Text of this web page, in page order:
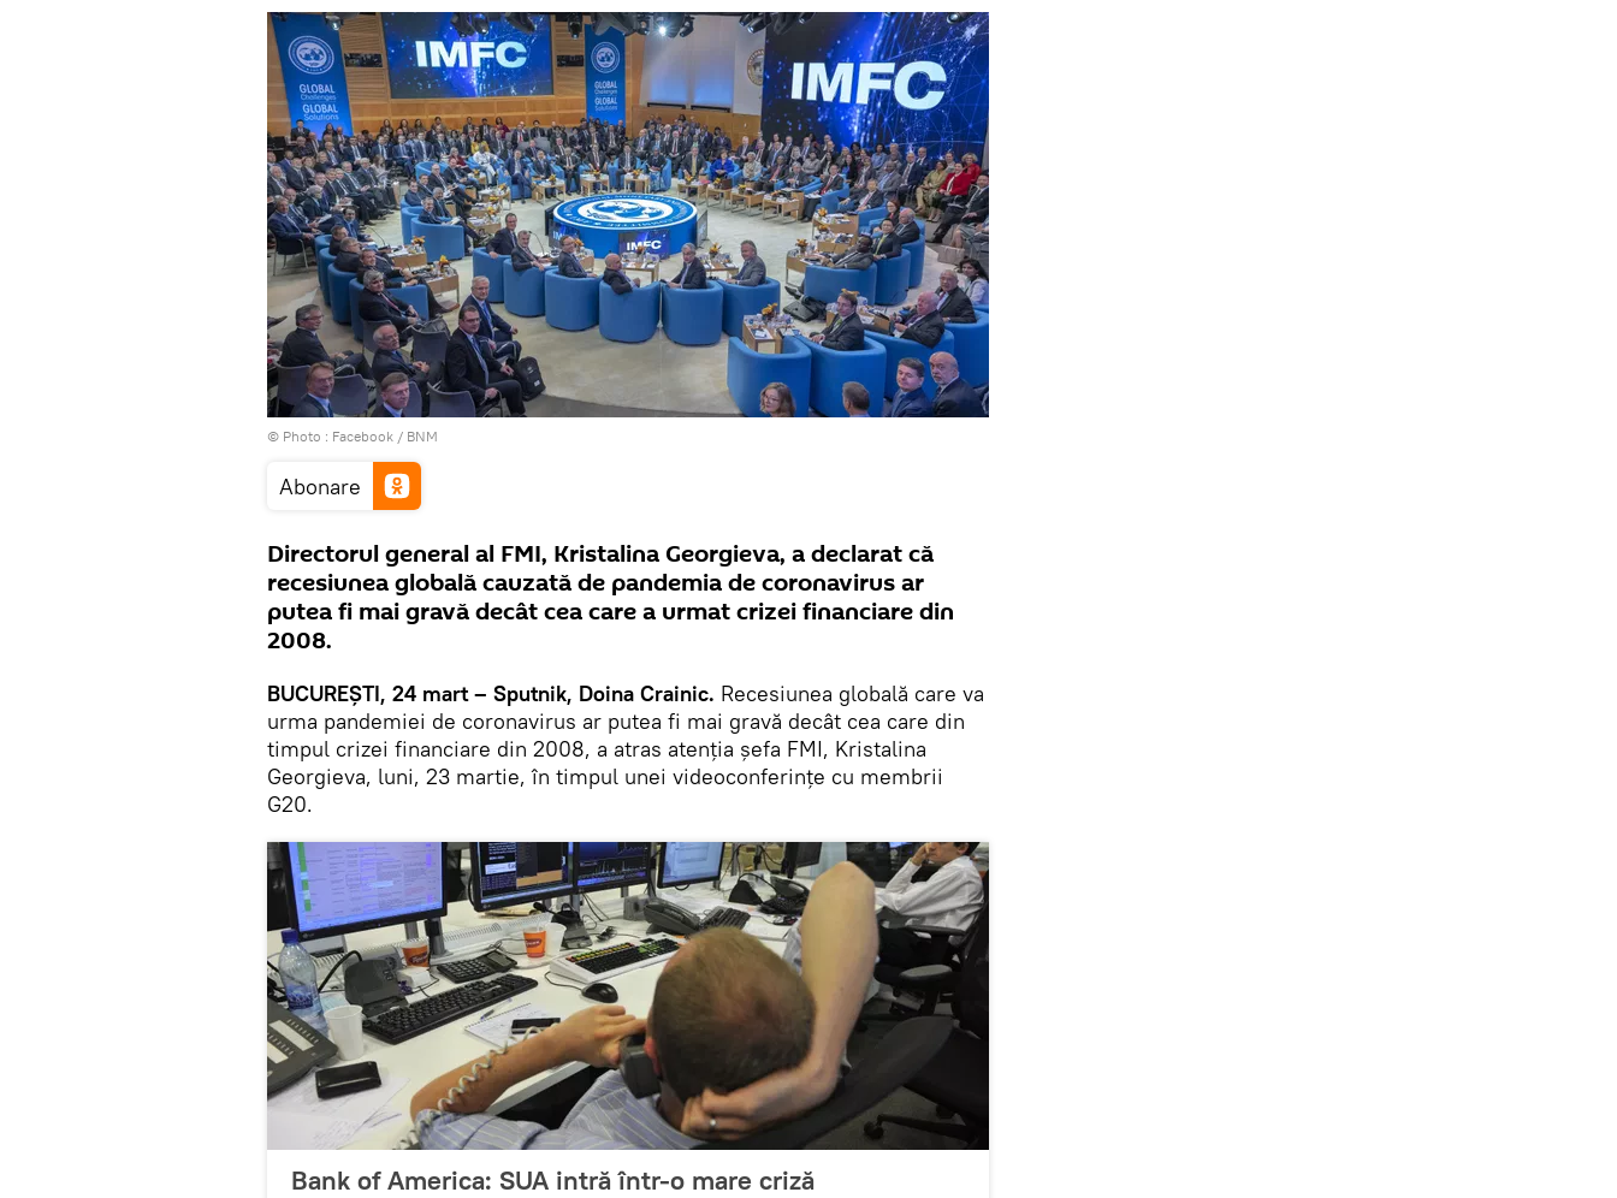
© Photo : Facebook / BNM
Abonare
Directorul general al FMI, Kristalina Georgieva, a declarat că
recesiunea globală cauzată de pandemia de coronavirus ar
putea fi mai gravă decât cea care a urmat crizei financiare din
2008.
BUCUREŞTI, 24 mart – Sputnik, Doina Crainic. Recesiunea globală care va
urma pandemiei de coronavirus ar putea fi mai gravă decât cea care din
timpul crizei financiare din 2008, a atras atenţia șefa FMI, Kristalina
Georgieva, luni, 23 martie, în timpul unei videoconferințe cu membrii
G20.
Bank of America: SUA intră într-o mare criză